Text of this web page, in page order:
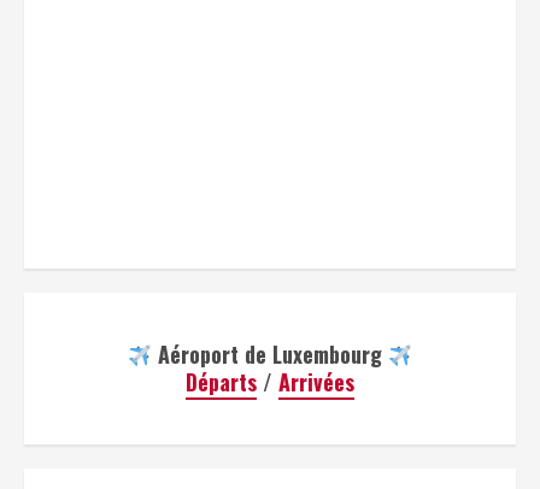
Aéroport de Luxembourg
Départs / Arrivées